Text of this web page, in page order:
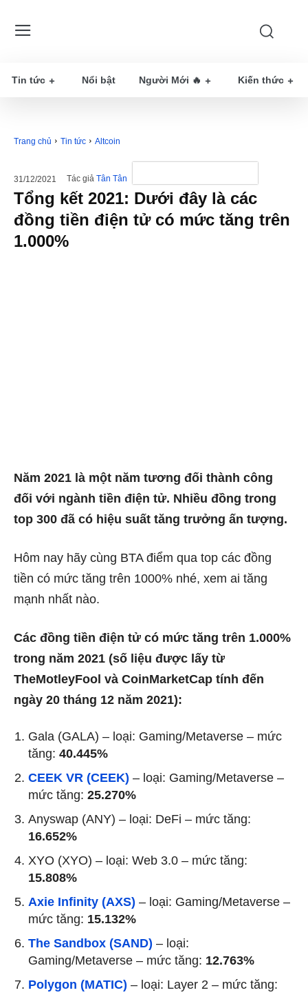
Tin tức Nổi bật Người Mới 🔥 Kiến thức
Trang chủ Tin tức Altcoin
31/12/2021 Tác giả Tân Tân
Tổng kết 2021: Dưới đây là các
đồng tiền điện tử có mức tăng trên
1.000%
Năm 2021 là một năm tương đối thành công
đối với ngành tiền điện tử. Nhiều đồng trong
top 300 đã có hiệu suất tăng trưởng ấn tượng.
Hôm nay hãy cùng BTA điểm qua top các đồng
tiền có mức tăng trên 1000% nhé, xem ai tăng
mạnh nhất nào.
Các đồng tiền điện tử có mức tăng trên 1.000%
trong năm 2021 (số liệu được lấy từ
TheMotleyFool và CoinMarketCap tính đến
ngày 20 tháng 12 năm 2021):
Gala (GALA) – loại: Gaming/Metaverse – mức
tăng: 40.445%
CEEK VR (CEEK) – loại: Gaming/Metaverse –
mức tăng: 25.270%
Anyswap (ANY) – loại: DeFi – mức tăng:
16.652%
XYO (XYO) – loại: Web 3.0 – mức tăng:
15.808%
Axie Infinity (AXS) – loại: Gaming/Metaverse –
mức tăng: 15.132%
The Sandbox (SAND) – loại:
Gaming/Metaverse – mức tăng: 12.763%
Polygon (MATIC) – loại: Layer 2 – mức tăng: